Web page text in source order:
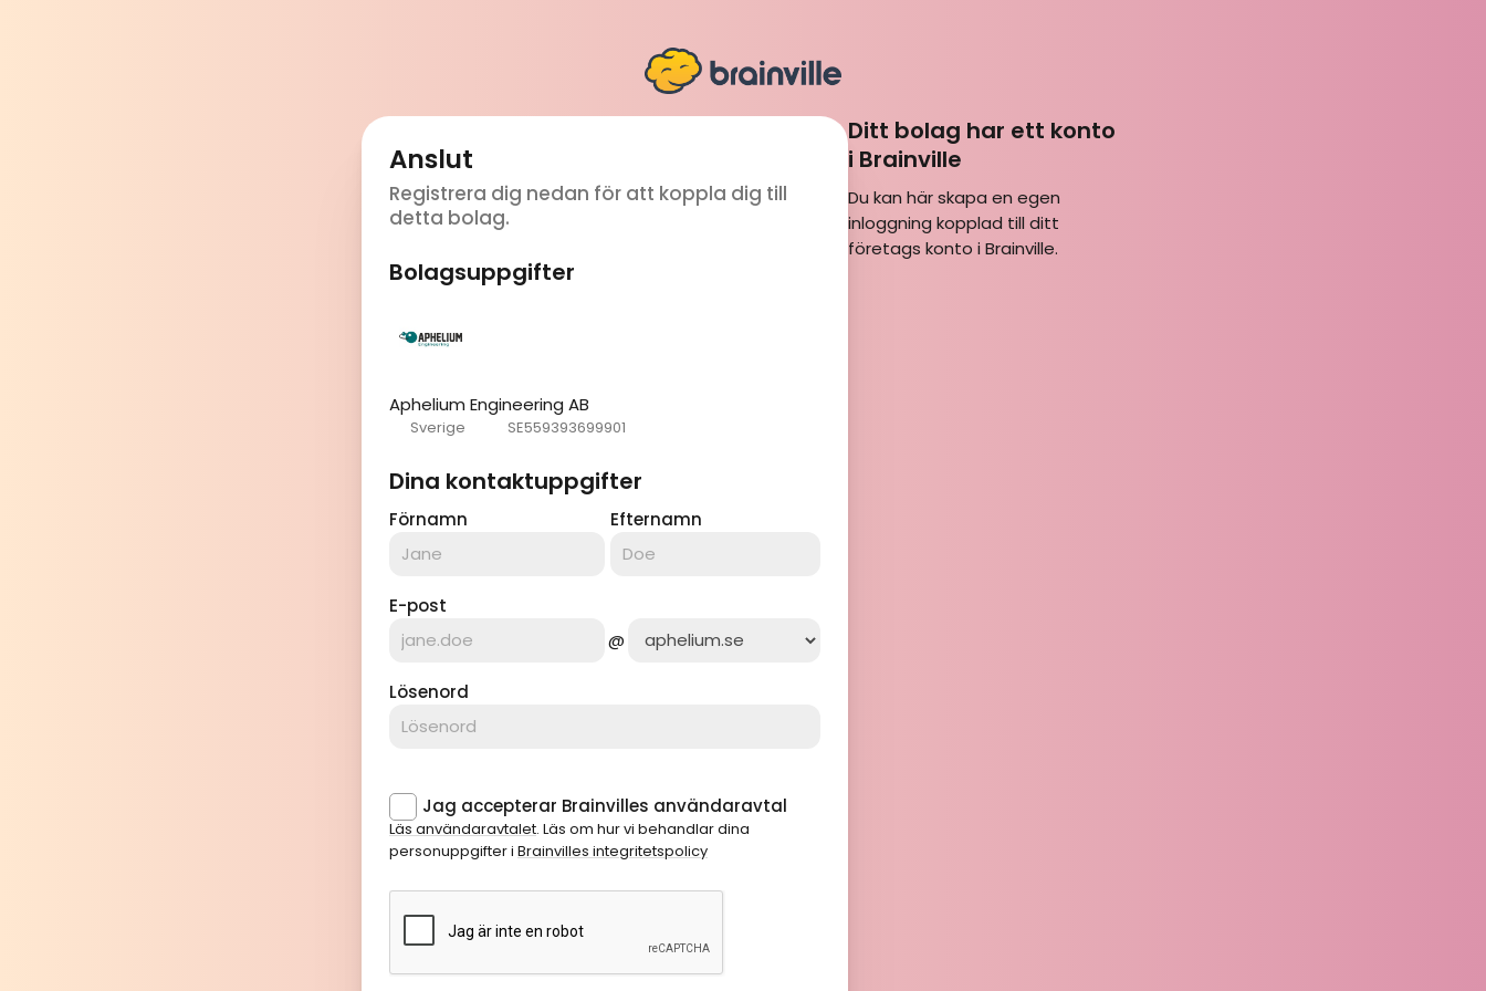
Anslut
Registrera dig nedan för att koppla dig till
detta bolag.
Bolagsuppgifter
Aphelium Engineering AB
Sverige SE559393699901
Dina kontaktuppgifter
Förnamn Efternamn
E-post
@
Lösenord
Jag accepterar Brainvilles användaravtal
Läs användaravtalet. Läs om hur vi behandlar dina
personuppgifter i Brainvilles integritetspolicy
Ditt bolag har ett konto
i Brainville
Du kan här skapa en egen
inloggning kopplad till ditt
företags konto i Brainville.